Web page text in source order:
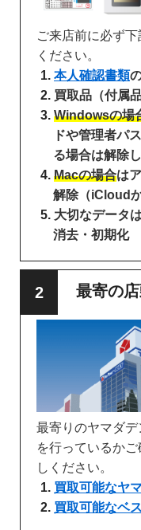
ご来店前に必ず
ください。
本人確認書類
買取品（付属
Windowsの場
ドや管理者パ
る場合は解除
Macの場合は
解除（iCloud
大切なデータ
消去・初期化
最寄の
最寄りのヤマダ
を行っているか
しください。
買取可能なヤ
買取可能なベ